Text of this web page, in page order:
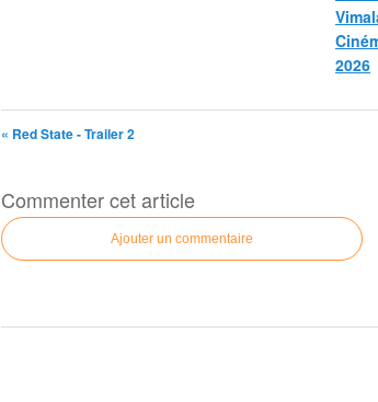
2026
« Red State - Trailer 2
Commenter cet article
Ajouter un commentaire